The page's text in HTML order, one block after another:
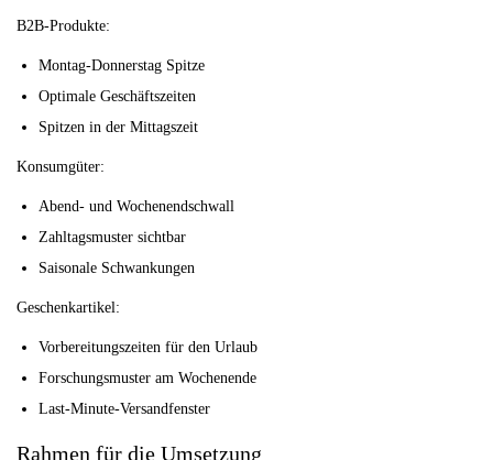
B2B-Produkte:
Montag-Donnerstag Spitze
Optimale Geschäftszeiten
Spitzen in der Mittagszeit
Konsumgüter:
Abend- und Wochenendschwall
Zahltagsmuster sichtbar
Saisonale Schwankungen
Geschenkartikel:
Vorbereitungszeiten für den Urlaub
Forschungsmuster am Wochenende
Last-Minute-Versandfenster
Rahmen für die Umsetzung